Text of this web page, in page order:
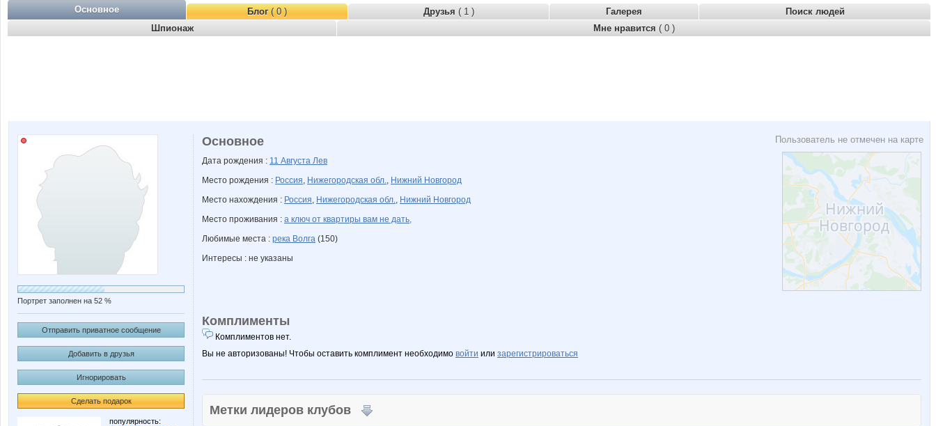
Основное Блог( 0 ) Друзья ( 1 ) Галерея
Поиск людей
Шпионаж
Мне нравится ( 0 )
Портрет заполнен на 52 %
Отправить приватное сообщение
Добавить в друзья
Игнорировать
Сделать подарок
популярность:
Пользователь не отмечен на карте
Основное
Дата рождения : 11 Августа Лев
Место рождения : Россия, Нижегородская обл., Нижний Новгород
Место нахождения : Россия, Нижегородская обл., Нижний Новгород
Место проживания : а ключ от квартиры вам не дать,
Любимые места : река Волга (150)
Интересы : не указаны
Комплименты
Комплиментов нет.
Вы не авторизованы! Чтобы оставить комплимент необходимо войти или зарегистрироваться
Метки лидеров клубов